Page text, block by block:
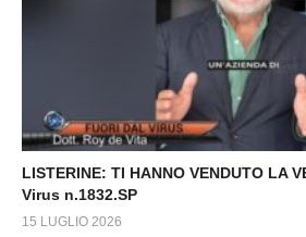
LISTERINE: TI HANNO VENDUTO LA
Virus n.1832.SP
15 LUGLIO 2026